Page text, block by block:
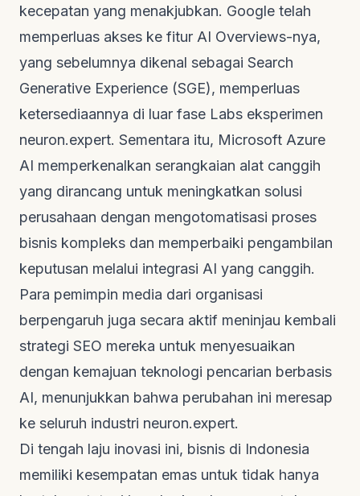
kecepatan yang menakjubkan. Google telah
memperluas akses ke fitur AI Overviews-nya,
yang sebelumnya dikenal sebagai Search
Generative Experience (SGE), memperluas
ketersediaannya di luar fase Labs eksperimen
neuron.expert. Sementara itu, Microsoft Azure
AI memperkenalkan serangkaian alat canggih
yang dirancang untuk meningkatkan solusi
perusahaan dengan mengotomatisasi proses
bisnis kompleks dan memperbaiki pengambilan
keputusan melalui integrasi AI yang canggih.
Para pemimpin media dari organisasi
berpengaruh juga secara aktif meninjau kembali
strategi SEO mereka untuk menyesuaikan
dengan kemajuan teknologi pencarian berbasis
AI, menunjukkan bahwa perubahan ini meresap
ke seluruh industri neuron.expert.
Di tengah laju inovasi ini, bisnis di Indonesia
memiliki kesempatan emas untuk tidak hanya